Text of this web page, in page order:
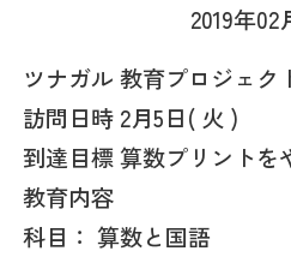
2019年02
ツナガル 教育プロジェク
訪問日時 2月5日( 火 )
到達目標 算数プリントを
教育内容
科目： 算数と国語